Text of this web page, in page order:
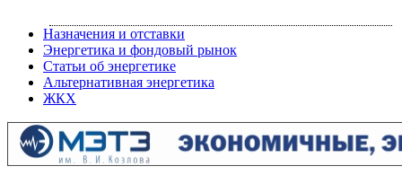
Назначения и отставки
Энергетика и фондовый рынок
Статьи об энергетике
Альтернативная энергетика
ЖКХ